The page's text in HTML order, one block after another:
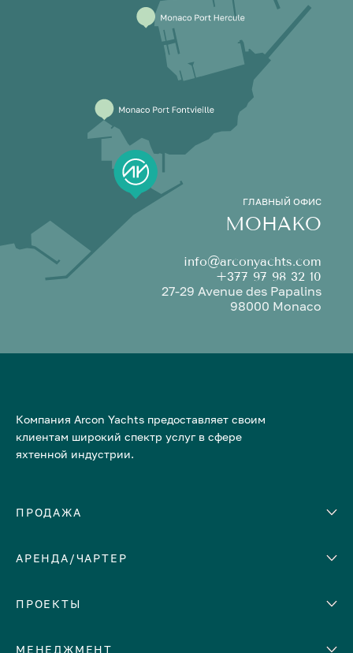
ГЛАВНЫЙ ОФИС
МОНАКО
info@arconyachts.com
+377 97 98 32 10
27-29 Avenue des Papalins
98000 Monaco
Компания Arcon Yachts предоставляет своим
клиентам широкий спектр услуг в сфере
яхтенной индустрии.
ПРОДАЖА
Количество кают
АРЕНДА/ЧАРТЕР
ЕВРОПА
Греция
ПРОЕКТЫ
МЕНЕДЖМЕНТ